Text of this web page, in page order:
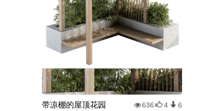
带凉棚的屋顶花园 636 4 6